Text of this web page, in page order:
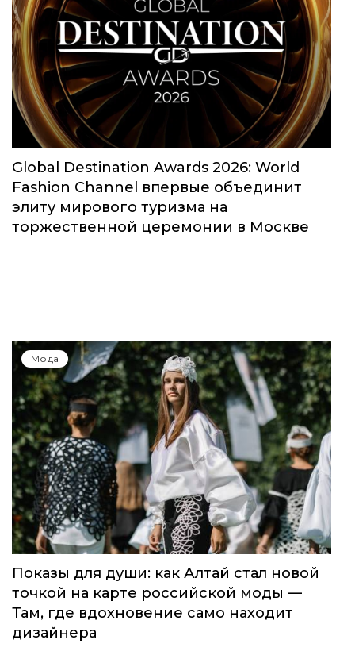
Global Destination Awards 2026: World
Fashion Channel впервые объединит
элиту мирового туризма на
торжественной церемонии в Москве
Мода
Показы для души: как Алтай стал новой
точкой на карте российской моды —
Там, где вдохновение само находит
дизайнера